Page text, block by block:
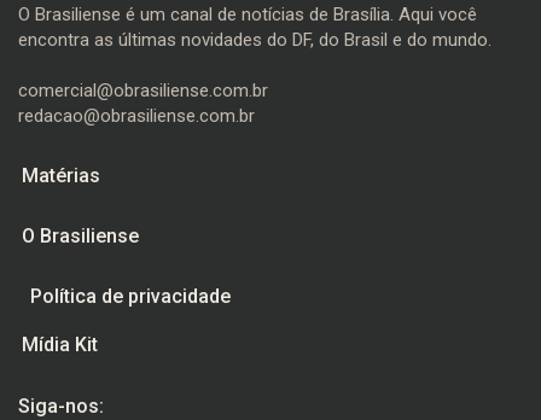
O Brasiliense é um canal de notícias de Brasília. Aqui você
encontra as últimas novidades do DF, do Brasil e do mundo.
comercial@obrasiliense.com.br
redacao@obrasiliense.com.br
Matérias
O Brasiliense
Política de privacidade
Mídia Kit
Siga-nos: